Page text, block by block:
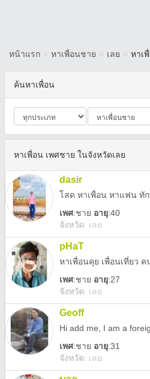
หน้าแรก > หาเพื่อนชาย > เลย > หาเ
ค้นหาเพื่อน
หาเพื่อน เพศชาย ในจังหวัดเลย
dasir
โสด หาเพื่อน หาแฟน ทั
เพศ:ชาย อายุ:40
จังหวัด: เลย
pHaT
หาเพื่อนคุย เพื่อนเที่ยว
เพศ:ชาย อายุ:27
จังหวัด: เลย
Geoff
Hi add me, I am a
เพศ:ชาย อายุ:31
จังหวัด: เลย